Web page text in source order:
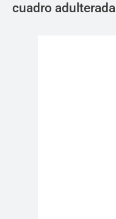
cuadro adulterada